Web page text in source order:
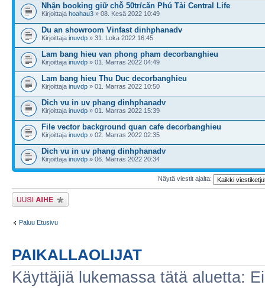
Nhận booking giữ chỗ 50tr/căn Phú Tài Central Life
Kirjoittaja hoahau3 » 08. Kesä 2022 10:49
Du an showroom Vinfast dinhphanadv
Kirjoittaja inuvdp » 31. Loka 2022 16:45
Lam bang hieu van phong pham decorbanghieu
Kirjoittaja inuvdp » 01. Marras 2022 04:49
Lam bang hieu Thu Duc decorbanghieu
Kirjoittaja inuvdp » 01. Marras 2022 10:50
Dich vu in uv phang dinhphanadv
Kirjoittaja inuvdp » 01. Marras 2022 15:39
File vector background quan cafe decorbanghieu
Kirjoittaja inuvdp » 02. Marras 2022 02:35
Dich vu in uv phang dinhphanadv
Kirjoittaja inuvdp » 06. Marras 2022 20:34
Näytä viestit ajalta:
Lähetä uusi viesti
Paluu Etusivu
PAIKALLAOLIJAT
Käyttäjiä lukemassa tätä aluetta: